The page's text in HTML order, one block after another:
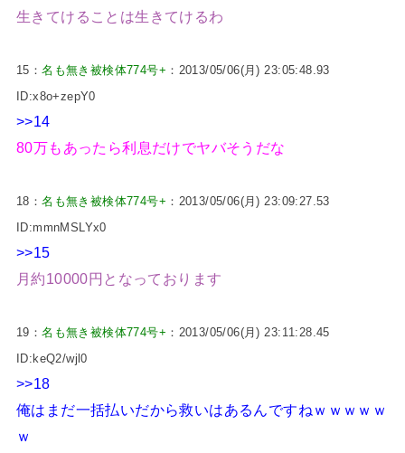
生きてけることは生きてけるわ
15：名も無き被検体774号+ ：2013/05/06(月) 23:05:48.93
ID:x8o+zepY0
>>14
80万もあったら利息だけでヤバそうだな
18：名も無き被検体774号+ ：2013/05/06(月) 23:09:27.53
ID:mmnMSLYx0
>>15
月約10000円となっております
19：名も無き被検体774号+ ：2013/05/06(月) 23:11:28.45
ID:keQ2/wjl0
>>18
俺はまだ一括払いだから救いはあるんですねｗｗｗｗｗ
ｗ